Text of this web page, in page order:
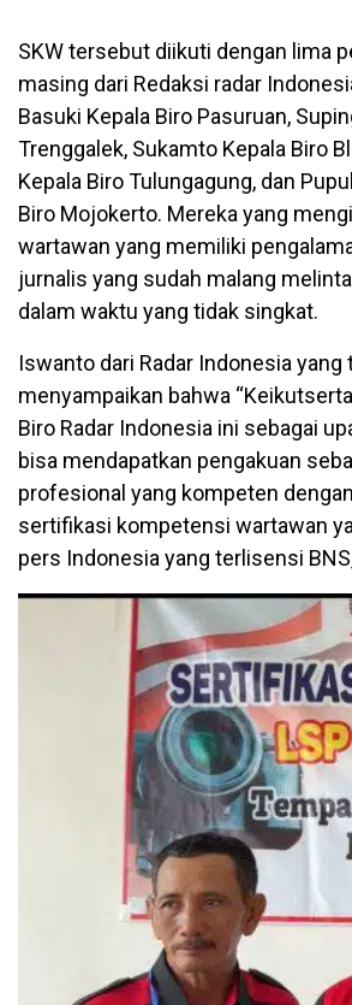
SKW tersebut diikuti dengan lima
masing dari Redaksi radar
Basuki Kepala Biro Pasuruan,
Trenggalek, Sukamto Kepala Biro
Kepala Biro Tulungagung, dan
Biro Mojokerto. Mereka yang
wartawan yang memiliki
jurnalis yang sudah malang
dalam waktu yang tidak singkat.
Iswanto dari Radar Indonesia yang
menyampaikan bahwa
Biro Radar Indonesia ini sebagai
bisa mendapatkan pengakuan
profesional yang kompeten
sertifikasi kompetensi wartawan
pers Indonesia yang terlisensi